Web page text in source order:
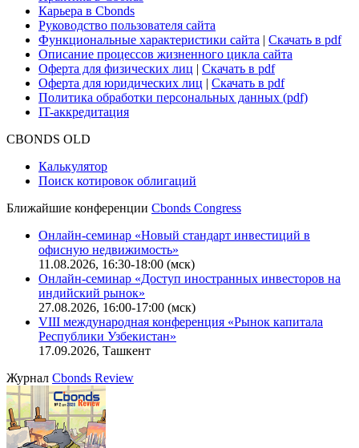
Для клиентов
О нас
Безопасность проведения платежей
Практика в Cbonds
Карьера в Cbonds
Руководство пользователя сайта
Функциональные характеристики сайта|Скачать в pdf
Описание процессов жизненного цикла сайта
Оферта для физических лиц
Оферта для юридических лиц
IT-аккредитация
Поиск котировок облигаций
Ближайшие конференцииCbonds Congress
Онлайн-семинар «Новый стандарт инвестиций в
офисную недвижимость»
11.08.2026, 16:30-18:00 (мск)
Онлайн-семинар «Доступ иностранных инвесторов на
индийский рынок»
VIII международная конференция «Рынок капитала
Республики Узбекистан»
17.09.2026, Ташкент
ЖурналCbonds Review